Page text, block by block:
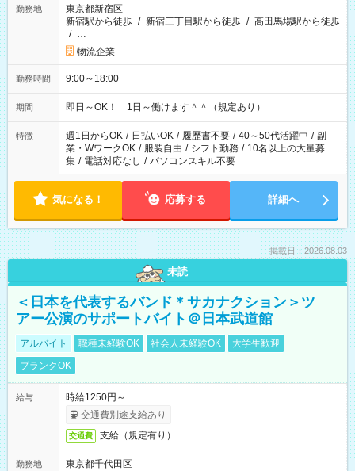
勤務地
東京都新宿区
新宿駅から徒歩 / 新宿三丁目駅から徒歩 / 高田馬場駅から徒歩
/ …
物流企業
勤務時間 9:00～18:00
期間 即日～OK！ 1日～働けます＾＾（規定あり）
特徴 週1日からOK / 日払いOK / 履歴書不要 / 40～50代活躍中 / 副
業・WワークOK / 服装自由 / シフト勤務 / 10名以上の大量募
集 / 電話対応なし / パソコンスキル不要
気になる！ 応募する 詳細へ
掲載日：2026.08.03
未読
＜日本を代表するバンド＊サカナクション＞ツ
アー公演のサポートバイト＠日本武道館
アルバイト 職種未経験OK 社会人未経験OK
大学生歓迎
ブランクOK
給与
時給1250円～
交通費別途支給あり
交通費 支給（規定有り）
勤務地
東京都千代田区